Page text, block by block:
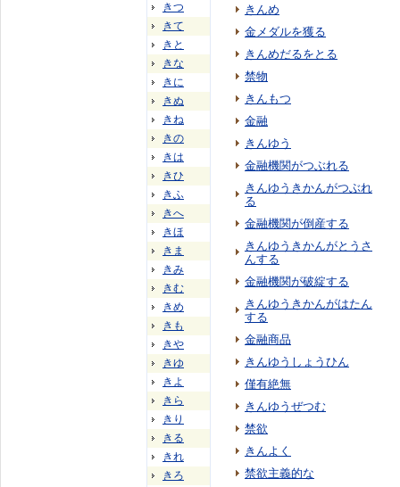
きつ
きて
きと
きな
きに
きぬ
きね
きの
きは
きひ
きふ
きへ
きほ
きま
きみ
きむ
きめ
きも
きや
きゆ
きよ
きら
きり
きる
きれ
きろ
きんめ
金メダルを獲る
きんめだるをとる
禁物
きんもつ
金融
きんゆう
金融機関がつぶれる
きんゆうきかんがつぶれ
る
金融機関が倒産する
きんゆうきかんがとうさ
んする
金融機関が破綻する
きんゆうきかんがはたん
する
金融商品
きんゆうしょうひん
僅有絶無
きんゆうぜつむ
禁欲
きんよく
禁欲主義的な